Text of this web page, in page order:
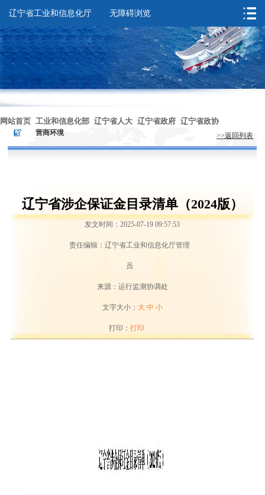
网站首页 工业和信息化部 辽宁省人大 辽宁省政府 辽宁省政协
无障碍浏览
辽宁省工业和信息化厅 无障碍浏览
> 营商环境 >>返回列表
辽宁省涉企保证金目录清单（2024版）
发文时间：2025-07-19 09:57:53
责任编辑：辽宁省工业和信息化厅管理
员
来源：运行监测协调处
文字大小： 大 中 小
打印： 打印